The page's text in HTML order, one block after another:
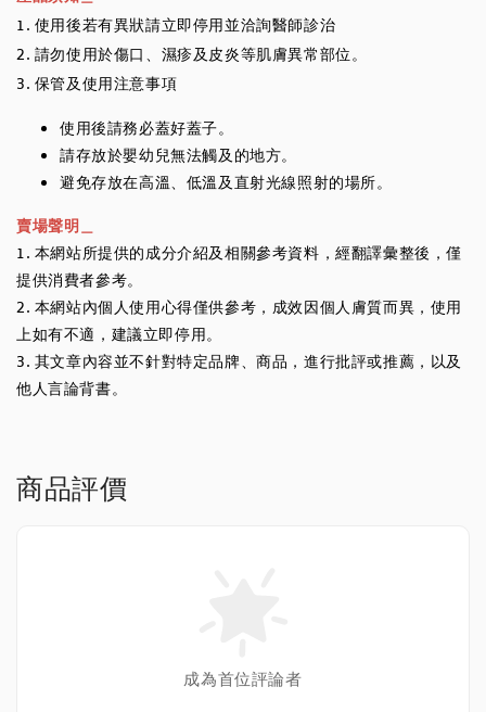
1. 使用後若有異狀請立即停用並洽詢醫師診治
2. 請勿使用於傷口、濕疹及皮炎等肌膚異常部位。
3. 保管及使用注意事項
使用後請務必蓋好蓋子。
請存放於嬰幼兒無法觸及的地方。
避免存放在高溫、低溫及直射光線照射的場所。
賣場聲明＿
1. 本網站所提供的成分介紹及相關參考資料，經翻譯彙整後，僅
提供消費者參考。
2. 本網站內個人使用心得僅供參考，成效因個人膚質而異，使用
上如有不適，建議立即停用。
3. 其文章內容並不針對特定品牌、商品，進行批評或推薦，以及
他人言論背書。
商品評價
成為首位評論者